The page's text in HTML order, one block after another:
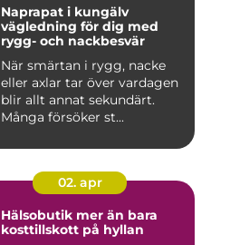
Naprapat i kungälv
vägledning för dig med
rygg- och nackbesvär
När smärtan i rygg, nacke
eller axlar tar över vardagen
blir allt annat sekundärt.
Många försöker st...
02. apr
Hälsobutik mer än bara
kosttillskott på hyllan